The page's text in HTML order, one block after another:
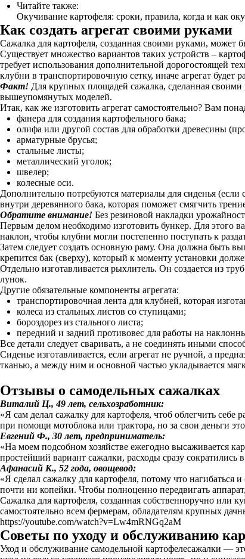
Читайте также:
Окучивание картофеля: сроки, правила, когда и как
Как создать агрегат своими руками
Сажалка для картофеля, созданная своими руками, может
Существует множество вариантов таких устройств –
требует использования дополнительной дорогостоящей
клубни в транспортировочную сетку, иначе агрегат будет
Факт! Для крупных площадей сажалка, сделанная
вышеупомянутых моделей.
Итак, как же изготовить агрегат самостоятельно? Вам
фанера для создания картофельного бака;
олифа или другой состав для обработки древесины
арматурные брусья;
стальные листы;
металлический уголок;
швелер;
колесные оси.
Дополнительно потребуются материалы для сиденья
внутри деревянного бака, которая поможет смягчить
Обратите внимание! Без резиновой накладки
Первым делом необходимо изготовить бункер. Для этого
наклон, чтобы клубни могли постепенно поступать к
Затем следует создать основную раму. Она должна быть
крепится бак (сверху), который к моменту установки
Отдельно изготавливается рыхлитель. Он создается из
лунок.
Другие обязательные компоненты агрегата:
транспортировочная лента для клубней, которая
колеса из стальных листов со ступицами;
бороздорез из стального листа;
передний и задний противовес для работы на
Все детали следует сваривать, а не соединять иными
Сиденье изготавливается, если агрегат не ручной, а
тканью, а между ним и основной частью укладывается
Отзывы о самодельных сажалках
Виталий Ц., 49 лет, сельхозработник:
«Я сам делал сажалку для картофеля, чтоб облегчить себе
при помощи мотоблока или трактора, но за свои деньги
Евгений Ф., 30 лет, предприниматель:
«На моем подсобном хозяйстве ежегодно высаживается
простейший вариант сажалки, расходы сразу сократились
Афанасий К., 52 года, овощевод:
«Я сделал сажалку для картофеля, потому что нагибаться
почти ни копейки. Чтобы полноценно передвигать
Сажалка для картофеля, созданная собственноручно или
самостоятельно всем фермерам, обладателям крупных
https://youtube.com/watch?v=Lw4mRNGq2aM
Советы по уходу и обслуживанию
Уход и обслуживание самодельной картофелесажалки —